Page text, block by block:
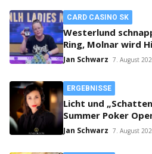
CARD CASINO SK
Westerlund
Ring, Molnar wird
Main Event
Jan Schwarz 7. August
ERGEBNISSE
Licht und
Summer Poker
Jan Schwarz 7. August